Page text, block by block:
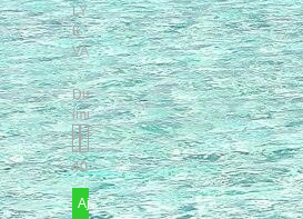
LY
E
VA
Disponibilité
immédiate
40,00 €
Ajouter